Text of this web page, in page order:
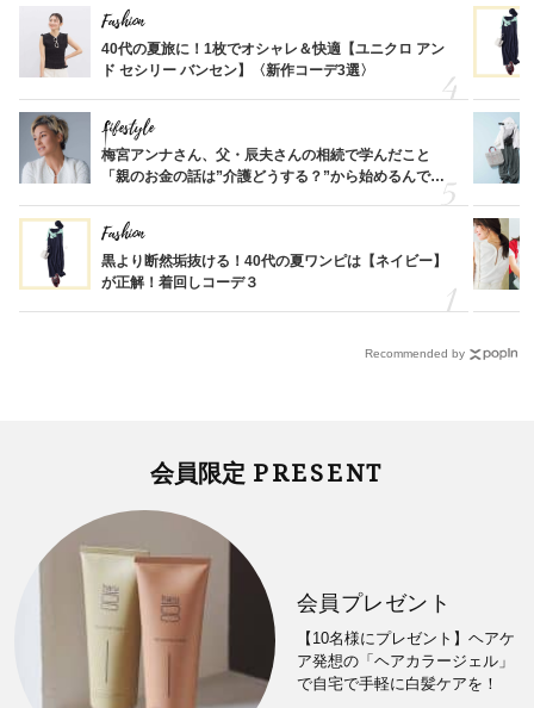
Fashion
40代の夏旅に！1枚でオシャレ＆快適【ユニクロ アン
ド セシリー バンセン】〈新作コーデ3選〉
Lifestyle
梅宮アンナさん、父・辰夫さんの相続で学んだこと
「親のお金の話は”介護どうする？”から始めるんで
Fashion
黒より断然垢抜ける！40代の夏ワンピは【ネイビー】
が正解！着回しコーデ３
Recommended by
会員限定 PRESENT
会員プレゼント
【10名様にプレゼント】ヘアケ
ア発想の「ヘアカラージェル」
で自宅で手軽に白髪ケアを！